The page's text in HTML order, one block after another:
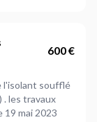
600 €
l'isolant soufflé
. les travaux
19 mai 2023